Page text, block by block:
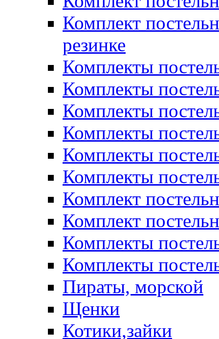
Комплект
резинке
Комплекты
Комплекты
Комплекты
Комплекты
Комплекты
Комплекты
Комплект
Комплект
Комплекты
Комплекты
Пираты, морской
Щенки
Котики,зайки